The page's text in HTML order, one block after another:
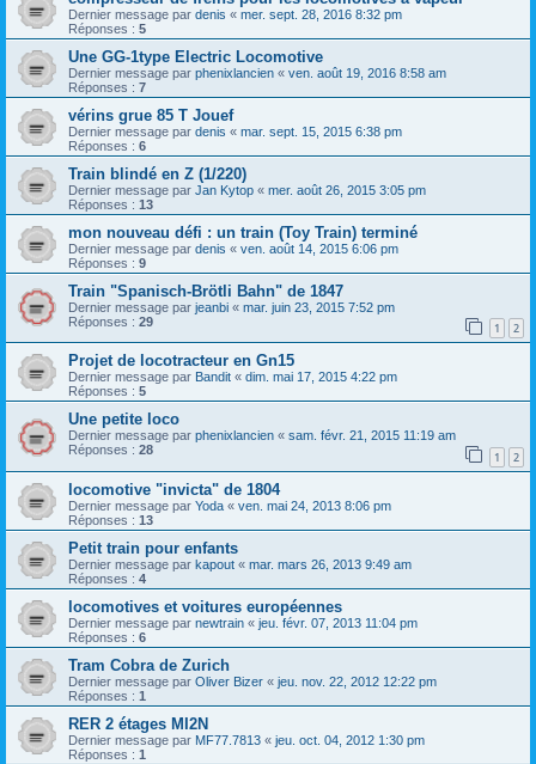
Dernier message par denis « mer. sept. 28, 2016 8:32 pm
Réponses : 5
Une GG-1type Electric Locomotive
Dernier message par phenixlancien « ven. août 19, 2016 8:58 am
Réponses : 7
vérins grue 85 T Jouef
Dernier message par denis « mar. sept. 15, 2015 6:38 pm
Réponses : 6
Train blindé en Z (1/220)
Dernier message par Jan Kytop « mer. août 26, 2015 3:05 pm
Réponses : 13
mon nouveau défi : un train (Toy Train) terminé
Dernier message par denis « ven. août 14, 2015 6:06 pm
Réponses : 9
Train "Spanisch-Brötli Bahn" de 1847
Dernier message par jeanbi « mar. juin 23, 2015 7:52 pm
Réponses : 29 1 2
Projet de locotracteur en Gn15
Dernier message par Bandit « dim. mai 17, 2015 4:22 pm
Réponses : 5
Une petite loco
Dernier message par phenixlancien « sam. févr. 21, 2015 11:19 am
Réponses : 28 1 2
locomotive "invicta" de 1804
Dernier message par Yoda « ven. mai 24, 2013 8:06 pm
Réponses : 13
Petit train pour enfants
Dernier message par kapout « mar. mars 26, 2013 9:49 am
Réponses : 4
locomotives et voitures européennes
Dernier message par newtrain « jeu. févr. 07, 2013 11:04 pm
Réponses : 6
Tram Cobra de Zurich
Dernier message par Oliver Bizer « jeu. nov. 22, 2012 12:22 pm
Réponses : 1
RER 2 étages MI2N
Dernier message par MF77.7813 « jeu. oct. 04, 2012 1:30 pm
Réponses : 1